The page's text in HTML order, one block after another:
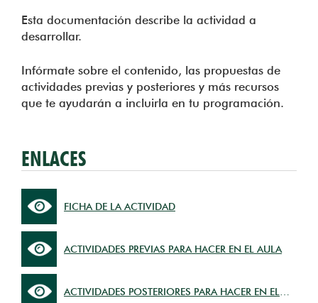
Esta documentación describe la actividad a
desarrollar.
Infórmate sobre el contenido, las propuestas de
actividades previas y posteriores y más recursos
que te ayudarán a incluirla en tu programación.
ENLACES
FICHA DE LA ACTIVIDAD
ACTIVIDADES PREVIAS PARA HACER EN EL AULA
ACTIVIDADES POSTERIORES PARA HACER EN EL